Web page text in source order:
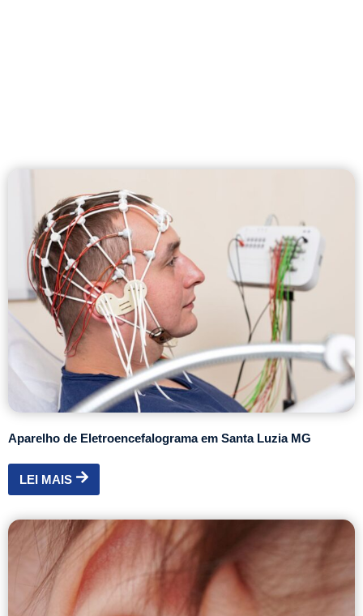
Aparelho de Eletroencefalograma em Santa Luzia MG
LEI MAIS